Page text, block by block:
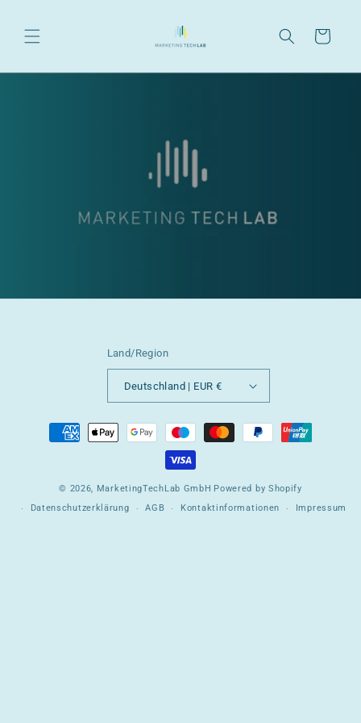
Warenkorb
Land/Region
Deutschland | EUR €
© 2026, MarketingTechLab GmbH Powered by Shopify
Datenschutzerklärung
AGB Kontaktinformationen Impressum